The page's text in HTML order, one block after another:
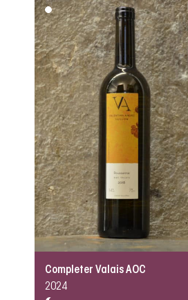
Completer Valais AOC
2024